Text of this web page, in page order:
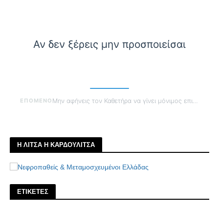
Αν δεν ξέρεις μην προσποιείσαι
ΕΠΟΜΕΝΟ Μην αφήνεις τον Καθετήρα να γίνει μόνιμος επισκέπτης
Η ΛΙΤΣΑ Η ΚΑΡΔΟΥΛΙΤΣΑ
ΕΤΙΚΕΤΕΣ